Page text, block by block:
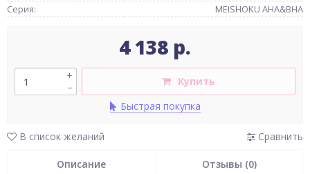
Серия:
MEISHOKU AHA&BHA
4 138 р.
–
+
Купить
Быстрая покупка
В список желаний Сравнить
Описание Отзывы (0)